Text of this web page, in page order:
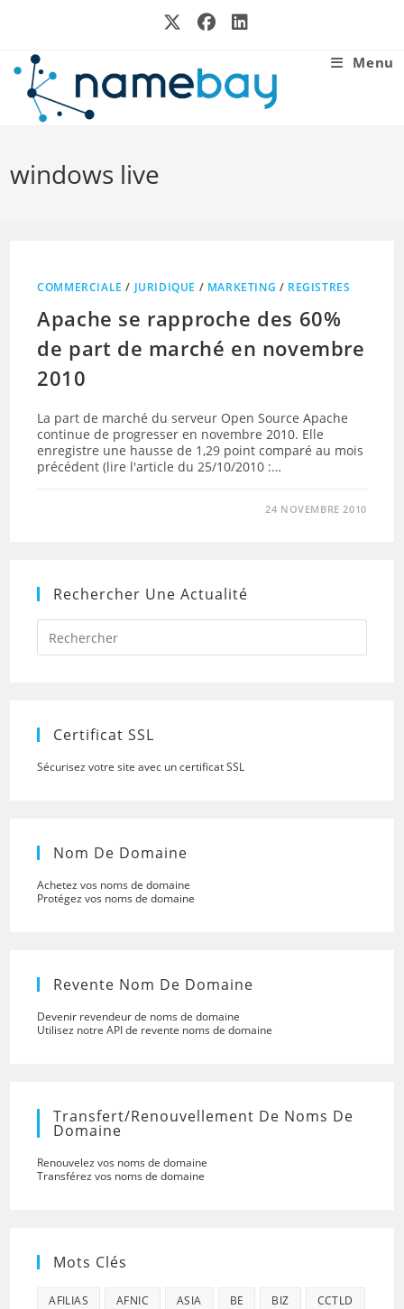
Menu
windows live
COMMERCIALE / JURIDIQUE / MARKETING / REGISTRES
Apache se rapproche des 60%
de part de marché en novembre
2010
La part de marché du serveur Open Source Apache
continue de progresser en novembre 2010. Elle
enregistre une hausse de 1,29 point comparé au mois
précédent (lire l'article du 25/10/2010 :…
24 NOVEMBRE 2010
Rechercher Une Actualité
Press
to
Certificat SSL
Sécurisez votre site avec un certificat SSL
Nom De Domaine
Achetez vos noms de domaine
Protégez vos noms de domaine
Revente Nom De Domaine
Devenir revendeur de noms de domaine
Utilisez notre API de revente noms de domaine
Transfert/renouvellement De Noms De
Domaine
Renouvelez vos noms de domaine
Transférez vos noms de domaine
Mots Clés
AFILIAS AFNIC ASIA BE BIZ CCTLD